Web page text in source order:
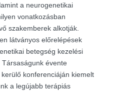
a neurogenetikai
vonatkozásban
szakemberek alkotják.
látványos előrelépések
betegség kezelési
évente
konferenciáján kiemelt
a legújabb terápiás